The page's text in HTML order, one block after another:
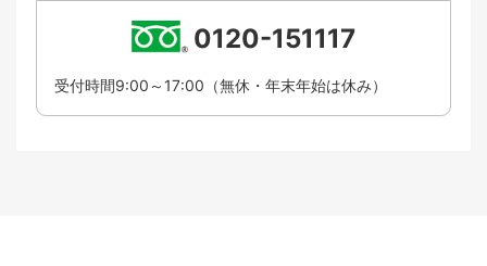
0120-151117
受付時間9:00～17:00（無休・年末年始は休み）